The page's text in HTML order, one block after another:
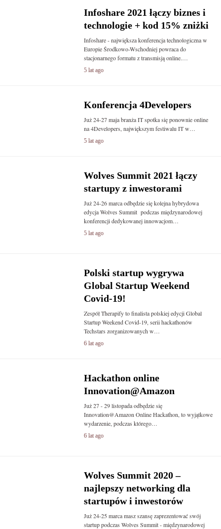
Infoshare 2021 łączy biznes i
technologie + kod 15% zniżki
Infoshare - największa konferencja technologiczna w
Europie Środkowo-Wschodniej powraca do
stacjonarnego formatu z transmisją online.…
5 lat ago
Konferencja 4Developers
Już 24-27 maja branża IT spotka się ponownie online
na 4Developers, największym festiwalu IT w…
5 lat ago
Wolves Summit 2021 łączy
startupy z inwestorami
Już 24-26 marca odbędzie się kolejna hybrydowa
edycja Wolves Summit podczas międzynarodowej
konferencji dedykowanej innowacjom…
5 lat ago
Polski startup wygrywa
Global Startup Weekend
Covid-19!
Zespół Therapify to finalista polskiej edycji Global
Startup Weekend Covid-19, serii hackathonów
Techstars zorganizowanych w…
6 lat ago
Hackathon online
Innovation@Amazon
Już 27 - 29 listopada odbędzie się
Innovation@Amazon Online Hackathon, to wyjątkowe
wydarzenie, podczas którego…
6 lat ago
Wolves Summit 2020 –
najlepszy networking dla
startupów i inwestorów
Już 24-25 marca masz szansę zaprezentować swój
startup podczas Wolves Summit - międzynarodowej